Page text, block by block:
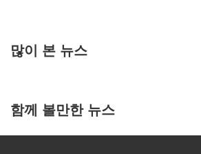
많이 본 뉴스
함께 볼만한 뉴스